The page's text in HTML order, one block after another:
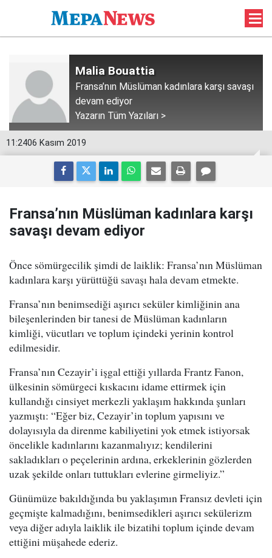
Malia Bouattia
Fransa’nın Müslüman kadınlara karşı savaşı
devam ediyor
Yazarın Tüm Yazıları >
11:2406 Kasım 2019
Fransa’nın Müslüman kadınlara karşı
savaşı devam ediyor
Önce sömürgecilik şimdi de laiklik: Fransa’nın Müslüman
kadınlara karşı yürüttüğü savaşı hala devam etmekte.
Fransa’nın benimsediği aşırıcı seküler kimliğinin ana
bileşenlerinden bir tanesi de Müslüman kadınların
kimliği, vücutları ve toplum içindeki yerinin kontrol
edilmesidir.
Fransa’nın Cezayir’i işgal ettiği yıllarda Frantz Fanon,
ülkesinin sömürgeci kıskacını idame ettirmek için
kullandığı cinsiyet merkezli yaklaşım hakkında şunları
yazmıştı: “Eğer biz, Cezayir’in toplum yapısını ve
dolayısıyla da direnme kabiliyetini yok etmek istiyorsak
öncelikle kadınlarını kazanmalıyız; kendilerini
sakladıkları o peçelerinin ardına, erkeklerinin gözlerden
uzak şekilde onları tuttukları evlerine girmeliyiz.”
Günümüze bakıldığında bu yaklaşımın Fransız devleti için
geçmişte kalmadığını, benimsedikleri aşırıcı sekülerizm
veya diğer adıyla laiklik ile bizatihi toplum içinde devam
ettiğini müşahede ederiz.